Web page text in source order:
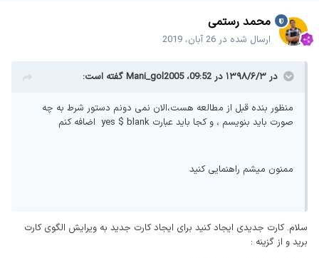
محمد رستمی
ارسال شده در 26 آبان، 2019
در ۱۳۹۸/۶/۳ در 09:52، Mani_gol2005گفته است:
منظور بنده قبل از مطالعه هست،الان نمی دونم دستور شرط به چه
صورت باید بنویسم ، و کجا باید عبارت yes $ blank اضافه کنم
ممنون میشم راهنمایی کنید
سلام. کارت جدیدی ایجاد کنید برای ایجاد کارت جدید به ویرایش الگوی کارت
برید و از گزینه